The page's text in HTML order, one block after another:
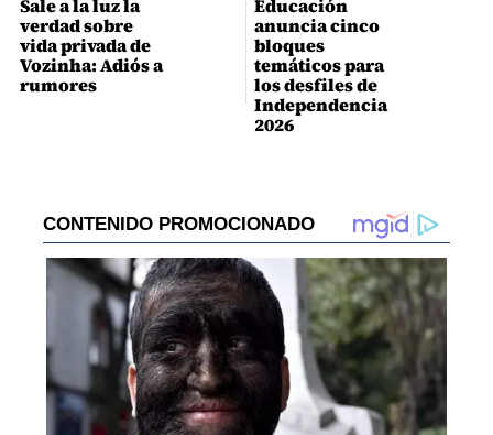
Sale a la luz la
verdad sobre
vida privada de
Vozinha: Adiós a
rumores
Educación
anuncia cinco
bloques
temáticos para
los desfiles de
Independencia
2026